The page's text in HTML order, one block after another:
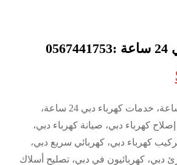
كهربائي في دبي 24 ساعة، خدمات كهرباء دبي 24 ساعة،
كهرباء دبي، صيانة كهرباء دبي،
كهرباء دبي، كهربائي سريع دبي،
دبي، كهربائيون في دبي، تصليح أسلاك